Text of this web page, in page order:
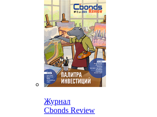
Журнал
Cbonds Review